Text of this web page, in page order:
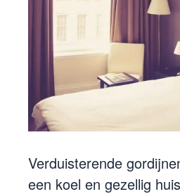
Verduisterende
een koel en gezellig huis